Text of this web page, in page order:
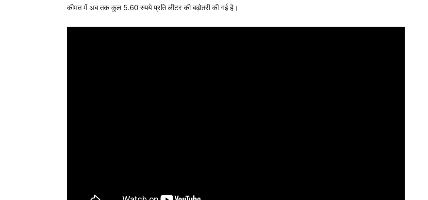
कीमत में अब तक कुल 5.60 रुपये प्रति लीटर की बढ़ोतरी की गई है।